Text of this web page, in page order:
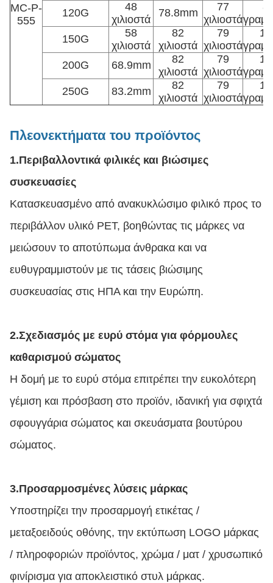
MC-P-
555
120G
48
χιλιοστά
78.8mm
77
χιλιοστά
150G
58
χιλιοστά
82
χιλιοστά
79
χιλιοστά
200G
68.9mm
82
χιλιοστά
79
χιλιοστά
250G
83.2mm
82
χιλιοστά
79
χιλιοστά
Πλεονεκτήματα του προϊόντος
1.Περιβαλλοντικά φιλικές και βιώσιμες
συσκευασίες
Κατασκευασμένο από ανακυκλώσιμο φιλικό προς το
περιβάλλον υλικό PET, βοηθώντας τις μάρκες να
μειώσουν το αποτύπωμα άνθρακα και να
ευθυγραμμιστούν με τις τάσεις βιώσιμης
συσκευασίας στις ΗΠΑ και την Ευρώπη.
2.Σχεδιασμός με ευρύ στόμα για φόρμουλες
καθαρισμού σώματος
Η δομή με το ευρύ στόμα επιτρέπει την ευκολότερη
γέμιση και πρόσβαση στο προϊόν, ιδανική για σφιχτά
σφουγγάρια σώματος και σκευάσματα βουτύρου
σώματος.
3.Προσαρμοσμένες λύσεις μάρκας
Υποστηρίζει την προσαρμογή ετικέτας /
μεταξοειδούς οθόνης, την εκτύπωση LOGO μάρκας
/ πληροφοριών προϊόντος, χρώμα / ματ / χρυσωπικό
φινίρισμα για αποκλειστικό στυλ μάρκας.